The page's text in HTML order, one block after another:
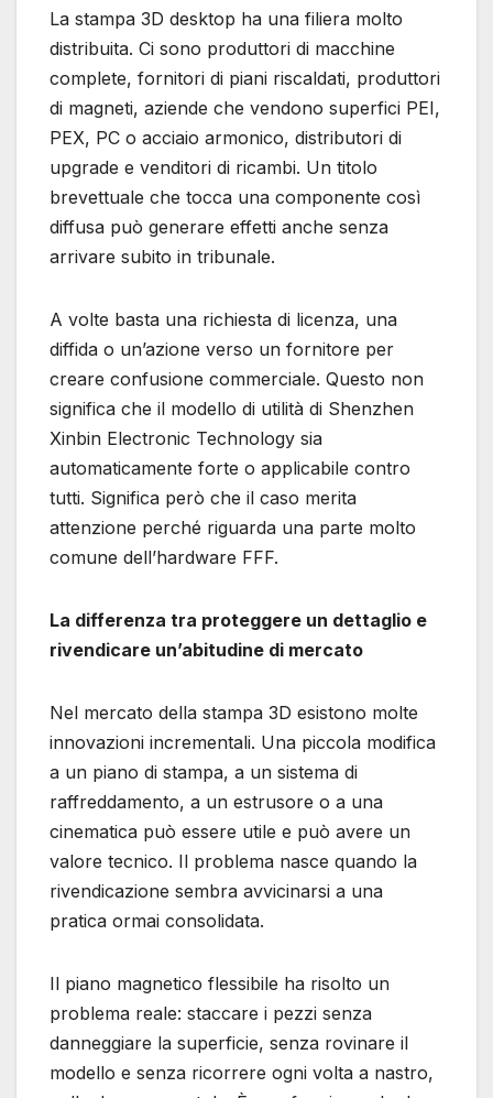
La stampa 3D desktop ha una filiera molto
distribuita. Ci sono produttori di macchine
complete, fornitori di piani riscaldati, produttori
di magneti, aziende che vendono superfici PEI,
PEX, PC o acciaio armonico, distributori di
upgrade e venditori di ricambi. Un titolo
brevettuale che tocca una componente così
diffusa può generare effetti anche senza
arrivare subito in tribunale.
A volte basta una richiesta di licenza, una
diffida o un’azione verso un fornitore per
creare confusione commerciale. Questo non
significa che il modello di utilità di Shenzhen
Xinbin Electronic Technology sia
automaticamente forte o applicabile contro
tutti. Significa però che il caso merita
attenzione perché riguarda una parte molto
comune dell’hardware FFF.
La differenza tra proteggere un dettaglio e
rivendicare un’abitudine di mercato
Nel mercato della stampa 3D esistono molte
innovazioni incrementali. Una piccola modifica
a un piano di stampa, a un sistema di
raffreddamento, a un estrusore o a una
cinematica può essere utile e può avere un
valore tecnico. Il problema nasce quando la
rivendicazione sembra avvicinarsi a una
pratica ormai consolidata.
Il piano magnetico flessibile ha risolto un
problema reale: staccare i pezzi senza
danneggiare la superficie, senza rovinare il
modello e senza ricorrere ogni volta a nastro,